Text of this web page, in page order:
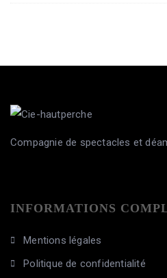
Compagnie de spectacles et
INFORMATIONS
Mentions légales
Politique de confidentialité